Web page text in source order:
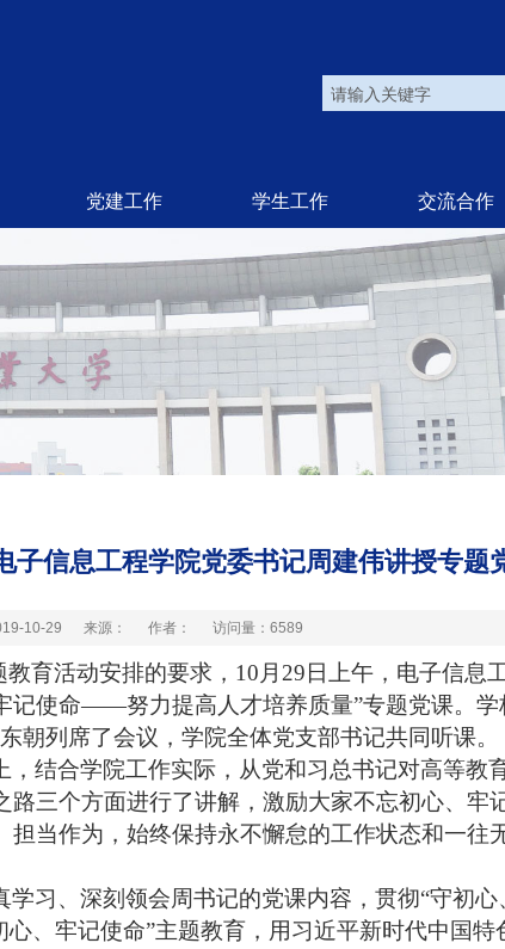
党建工作 学生工作 交流合作
子信息工程学院党委书记周建伟讲授专题
10-29 来源： 作者： 访问量： 6589
育活动安排的要求，10月29日上午，电子信息
记使命——努力提高人才培养质量”专题党课。学
朝列席了会议，学院全体党支部书记共同听课。
，结合学院工作实际，从党和习总书记对高等教
三个方面进行了讲解，激励大家不忘初心、牢
当作为，始终保持永不懈怠的工作状态和一往
习、深刻领会周书记的党课内容，贯彻“守初
、牢记使命”主题教育，用习近平新时代中国